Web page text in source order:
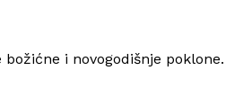
i novogodišnje poklone.